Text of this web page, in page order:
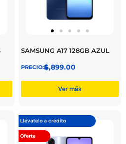
SAMSUNG A17 128GB AZUL
$
4,899.00
Ver más
Llévatelo a crédito
Oferta